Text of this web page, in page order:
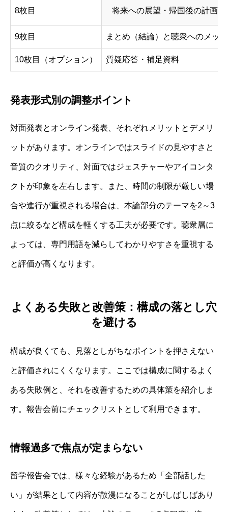
8枚目 将来への展望・帰国後の計画
9枚目 まとめ（結論）と聴衆へのメッ
10枚目（オプション） 質疑応答・補足資料
発表形式別の調整ポイント
対面発表とオンライン発表、それぞれメリットとデメリ
ットがあります。オンラインではスライドの見やすさと
音質のクオリティ、対面ではジェスチャーやアイコンタ
クトが印象を左右します。また、時間の制限が厳しい場
合や進行が重視される場合は、本論部分のテーマを2～3
点に絞るなど構成を軽くする工夫が必要です。聴衆層に
よっては、専門用語を減らしてわかりやすさを重視する
と評価が高くなります。
よくある失敗と改善策：構成の落とし穴
を避ける
構成が良くても、見落としがちなポイントを押さえない
と評価されにくくなります。ここでは構成に関するよく
ある失敗例と、それを改善するための具体策を紹介しま
す。報告会前にチェックリストとして利用できます。
情報過多で焦点が定まらない
留学報告会では、様々な経験があるため「全部話した
い」が結果として内容が散漫になることがしばしばあり